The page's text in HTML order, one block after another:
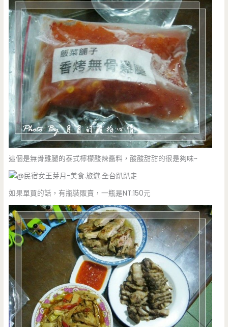
這個是無骨雞腿的泰式檸檬酸辣醬料，酸酸甜甜的很是夠味~
如果單買的話，有瓶裝販賣，一瓶是NT:150元